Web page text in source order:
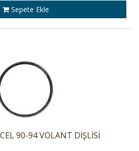
Sepete Ekle
90-94 VOLANT DİŞLİSİ